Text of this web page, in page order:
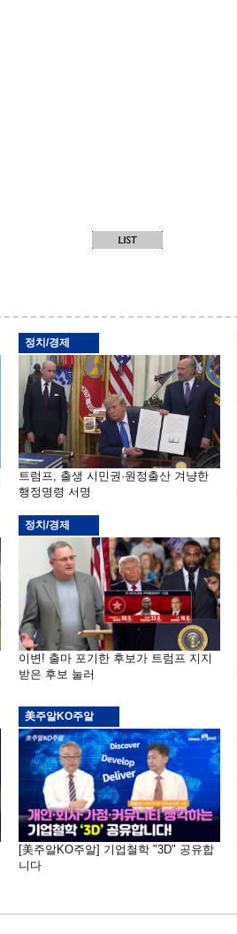
정치/경제
트럼프, 출생 시민권·원정출산 겨냥한
행정명령 서명
정치/경제
이변! 출마 포기한 후보가 트럼프 지지
받은 후보 눌러
美주알KO주알
[美주알KO주알] 기업철학 "3D" 공유합
니다